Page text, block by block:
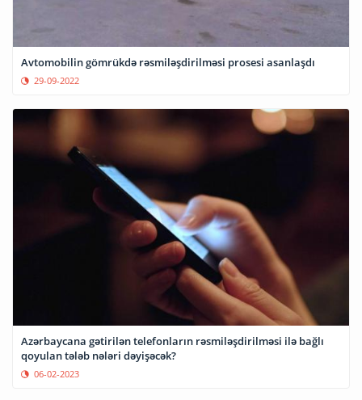
Avtomobilin gömrükdə rəsmiləşdirilməsi prosesi asanlaşdı
29-09-2022
Azərbaycana gətirilən telefonların rəsmiləşdirilməsi ilə bağlı
qoyulan tələb nələri dəyişəcək?
06-02-2023